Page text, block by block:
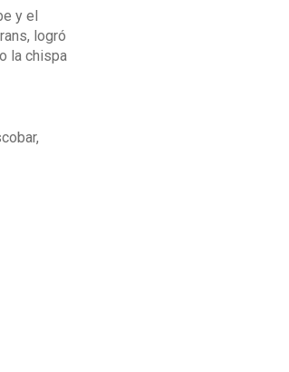
y el
logró
la chispa